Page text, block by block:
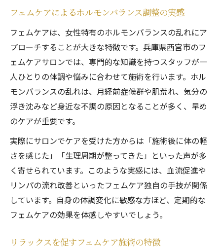
フェムケアによるホルモンバランス調整の実感
フェムケアは、女性特有のホルモンバランスの乱れにア
プローチすることが大きな特徴です。兵庫県西宮市のフ
ェムケアサロンでは、専門的な知識を持つスタッフが一
人ひとりの体調や悩みに合わせて施術を行います。ホル
モンバランスの乱れは、月経前症候群や肌荒れ、気分の
浮き沈みなど身近な不調の原因となることが多く、早め
のケアが重要です。
実際にサロンでケアを受けた方からは「施術後に体の軽
さを感じた」「生理周期が整ってきた」といった声が多
く寄せられています。このような実感には、血流促進や
リンパの流れ改善といったフェムケア独自の手技が関係
しています。自身の体調変化に敏感な方ほど、定期的な
フェムケアの効果を体感しやすいでしょう。
リラックスを促すフェムケア施術の特徴